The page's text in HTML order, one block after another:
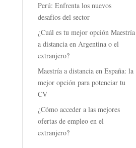
Perú: Enfrenta los nuevos
desafíos del sector
¿Cuál es tu mejor opción Maestría
a distancia en Argentina o el
extranjero?
Maestría a distancia en España: la
mejor opción para potenciar tu
CV
¿Cómo acceder a las mejores
ofertas de empleo en el
extranjero?